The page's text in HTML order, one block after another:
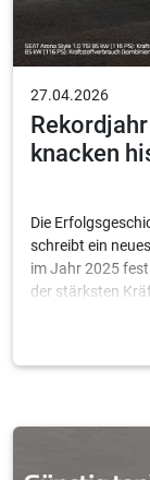
Rekordjahr
knacken
Die
schreibt ein
der stärksten
Besonders die
historischen